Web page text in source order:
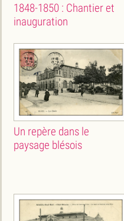
1848-1850 : Chantier et
inauguration
Un repère dans le
paysage blésois